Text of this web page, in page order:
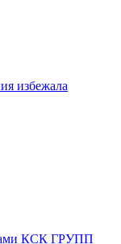
избежала
КСК ГРУПП